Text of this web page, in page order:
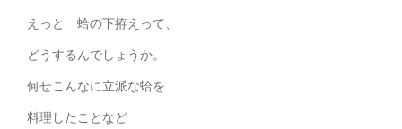
えっと 蛤の下拵えって、
どうするんでしょうか。
何せこんなに立派な蛤を
料理したことなど